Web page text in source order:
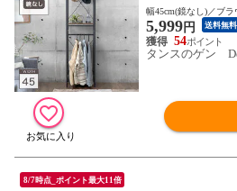
ラック コート
納棚 コートラ
ス 新生活
【予約】9月中
幅45cm(鏡なし)／ブラ
5,999円 送料無料
54
タンスのゲン
8/7時点_ポイント最大11倍